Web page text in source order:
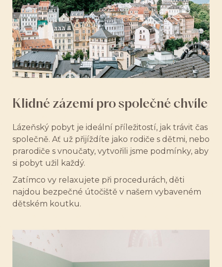
Klidné zázemí pro společné chvíle
Lázeňský pobyt je ideální příležitostí, jak trávit čas
společně. Ať už přijíždíte jako rodiče s dětmi, nebo
prarodiče s vnoučaty, vytvořili jsme podmínky, aby
si pobyt užil každý.
Zatímco vy relaxujete při procedurách, děti
najdou bezpečné útočiště v našem vybaveném
dětském koutku.